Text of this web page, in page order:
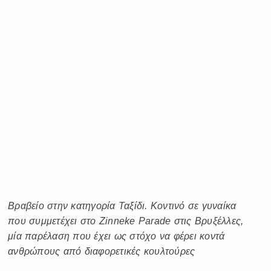
Βραβείο στην κατηγορία Ταξίδι. Κοντινό σε γυναίκα
που συμμετέχει στο Zinneke Parade στις Βρυξέλλες,
μία παρέλαση που έχει ως στόχο να φέρει κοντά
ανθρώπους από διαφορετικές κουλτούρες